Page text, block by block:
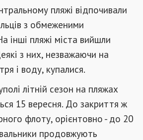
пляжі відпочивали
з обмеженими
інші пляжі міста вийшли
з них, незважаючи на
і воду, купалися.
літній сезон на пляжах
15 вересня. До закриття ж
флоту, орієнтовно - до 20
продовжують